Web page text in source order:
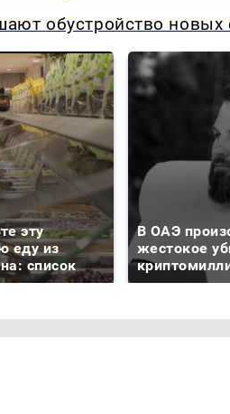
обустройство
эту
еду из
список
В ОАЭ
жестокое